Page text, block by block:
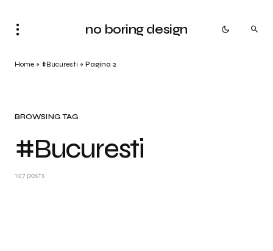
no boring design
Home » #Bucuresti » Pagina 2
BROWSING TAG
#Bucuresti
107 posts